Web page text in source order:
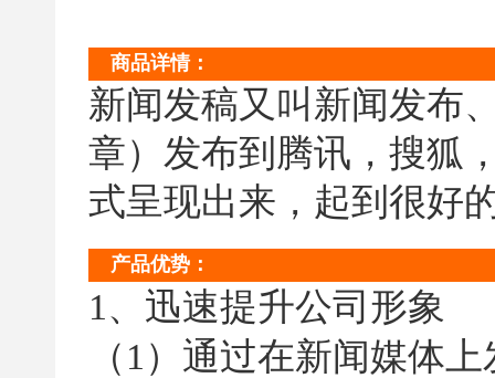
商品详情：
新闻发稿又叫新闻发布
章）发布到腾讯，搜狐
式呈现出来，起到很好
产品优势：
1、迅速提升公司形象
（1）通过在新闻媒体